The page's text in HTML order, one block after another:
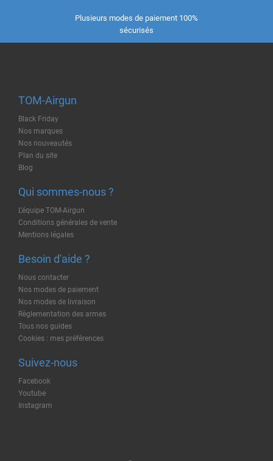
Plusieurs modes de paiement 100%
sécurisés
TOM-Airgun
Black Friday
Nos marques
Nos nouveautés
Plan du site
Blog
Qui sommes-nous ?
L'équipe TOM-Airgun
Conditions générales de vente
Mentions légales
Besoin d'aide ?
Nous contacter
Nos modes de paiement
Nos modes de livraison
Règlementation des armes
Tous nos guides
Cookies : mes préférences
Suivez-nous
Facebook
Youtube
Instagram